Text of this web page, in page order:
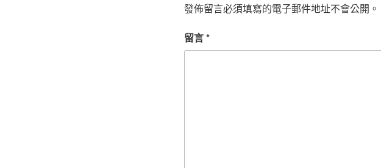
發佈留言必須填寫的電子郵件地址不會公開。
留言*